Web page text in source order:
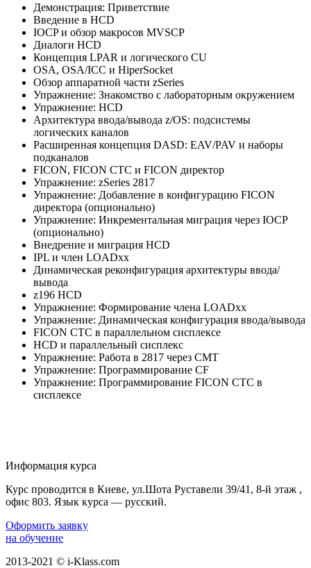
Демонстрация: Приветствие
Введение в HCD
IOCP и обзор макросов MVSCP
Диалоги HCD
Концепция LPAR и логического CU
OSA, OSA/ICC и HiperSocket
Обзор аппаратной части zSeries
Упражнение: Знакомство с лабораторным окружением
Упражнение: HCD
Архитектура ввода/вывода z/OS: подсистемы
логических каналов
Расширенная концепция DASD: EAV/PAV и наборы
подканалов
FICON, FICON CTC и FICON директор
Упражнение: zSeries 2817
Упражнение: Добавление в конфигурацию FICON
директора (опционально)
Упражнение: Инкрементальная миграция через IOCP
(опционально)
Внедрение и миграция HCD
IPL и член LOADxx
Динамическая реконфигурация архитектуры ввода/
вывода
z196 HCD
Упражнение: Формирование члена LOADxx
Упражнение: Динамическая конфигурация ввода/вывода
FICON CTC в параллельном сисплексе
HCD и параллельный сисплекс
Упражнение: Работа в 2817 через CMT
Упражнение: Программирование CF
Упражнение: Программирование FICON CTC в
сисплексе
Информация курса
Курс проводится в Киеве, ул.Шота Руставели 39/41, 8-й этаж ,
офис 803. Язык курса — русский.
Оформить заявку
на обучение
2013-2021 © i-Klass.com